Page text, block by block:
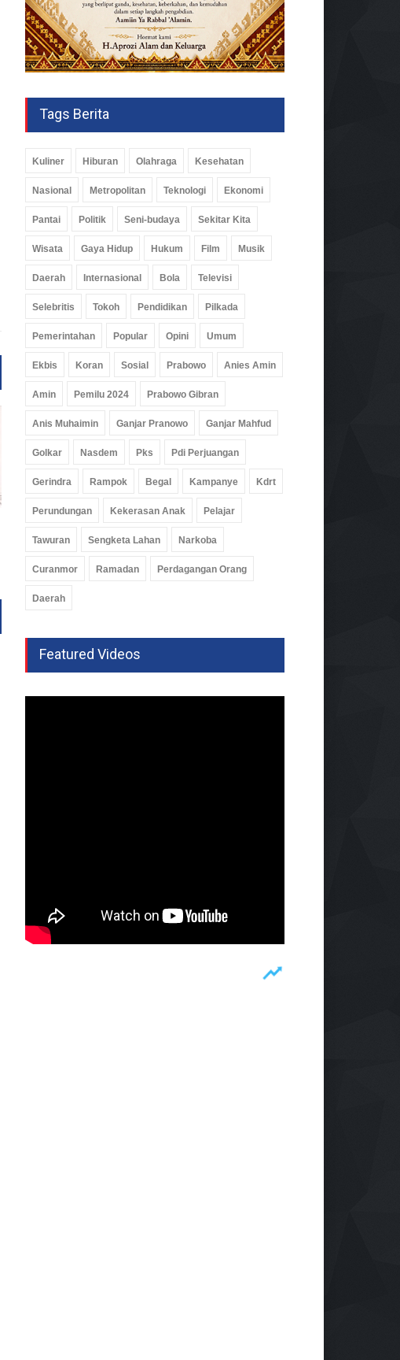
Tags Berita
Kuliner Hiburan Olahraga Kesehatan
Nasional Metropolitan Teknologi Ekonomi
Pantai Politik Seni-budaya Sekitar Kita
Wisata Gaya Hidup Hukum Film Musik
Daerah Internasional Bola Televisi
Selebritis Tokoh Pendidikan Pilkada
Pemerintahan Popular Opini Umum
Ekbis Koran Sosial Prabowo Anies Amin
Amin Pemilu 2024 Prabowo Gibran
Anis Muhaimin Ganjar Pranowo Ganjar Mahfud
Golkar Nasdem Pks Pdi Perjuangan
Gerindra Rampok Begal Kampanye Kdrt
Perundungan Kekerasan Anak Pelajar
Tawuran Sengketa Lahan Narkoba
Curanmor Ramadan Perdagangan Orang
Daerah
Featured Videos